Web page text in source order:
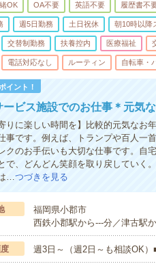
OK OA不要 英語不要 履歴書不
週5日勤務 土日祝休 朝10時以降
交替制勤務 扶養控内 医療福祉
電話対応なし ルーティン 自転車・
イント！
ービス施設でのお仕事＊元気
りに楽しい時間を】比較的元気なお
事です。例えば、トランプや百人一
クのお手伝いも大切な仕事です。自
で、どんどん笑顔を取り戻していく
…つづきを見る
福岡県小郡市
西鉄小郡駅から---分／津古駅
週3日～（週2日～も相談OK